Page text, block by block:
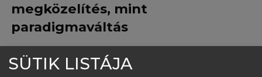
megközelítés, mint
paradigmaváltás
Az életminőség fogalmának a megjelenése a
SÜTIK LISTÁJA